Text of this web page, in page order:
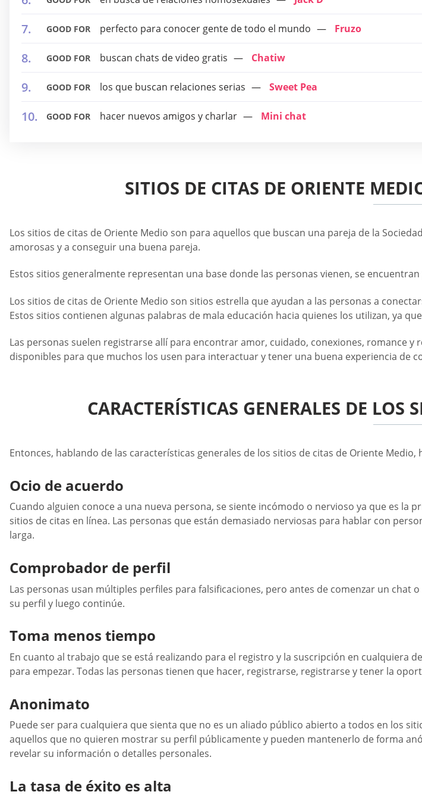
GOOD FOR perfecto para conocer gente de todo el mundo Fruzo
GOOD FOR buscan chats de video gratis Chatiw
GOOD FOR los que buscan relaciones serias Sweet Pea
GOOD FOR hacer nuevos amigos y charlar Mini chat
SITIOS DE CITAS DE ORIENTE
Los sitios de citas de Oriente Medio son para aquellos que buscan una pareja de la
amorosas y a conseguir una buena pareja.
Estos sitios generalmente representan una base donde las personas vienen, se
Los sitios de citas de Oriente Medio son sitios estrella que ayudan a las personas a
Estos sitios contienen algunas palabras de mala educación hacia quienes los utilizan, ya
Las personas suelen registrarse allí para encontrar amor, cuidado, conexiones, romance
disponibles para que muchos los usen para interactuar y tener una buena experiencia de
CARACTERÍSTICAS GENERALES DE
Entonces, hablando de las características generales de los sitios de citas de Oriente Medio,
Ocio de acuerdo
Cuando alguien conoce a una nueva persona, se siente incómodo o nervioso ya que es
sitios de citas en línea. Las personas que están demasiado nerviosas para hablar con
larga.
Comprobador de perfil
Las personas usan múltiples perfiles para falsificaciones, pero antes de comenzar un
su perfil y luego continúe.
Toma menos tiempo
En cuanto al trabajo que se está realizando para el registro y la suscripción en cualquiera
para empezar. Todas las personas tienen que hacer, registrarse, registrarse y tener la
Anonimato
Puede ser para cualquiera que sienta que no es un aliado público abierto a todos en los
aquellos que no quieren mostrar su perfil públicamente y pueden mantenerlo de forma
revelar su información o detalles personales.
La tasa de éxito es alta